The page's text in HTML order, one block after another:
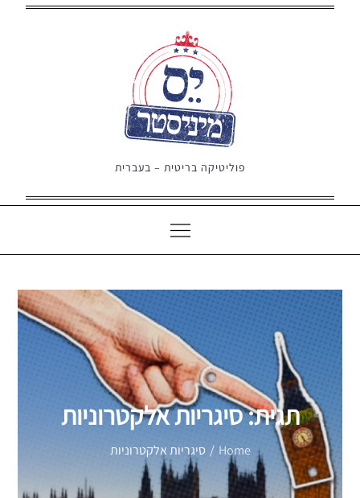
פוליטיקה בריטית – בעברית
תגית:סיגריות אלקטרוניות
Home סיגריות אלקטרוניות